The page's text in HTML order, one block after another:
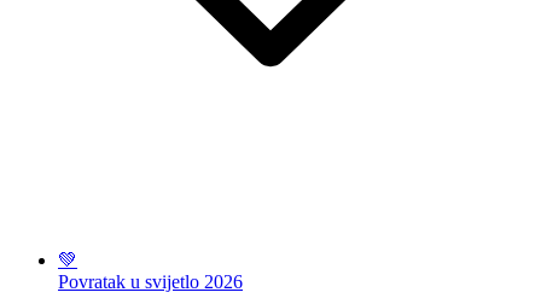
💚
Povratak u svijetlo 2026